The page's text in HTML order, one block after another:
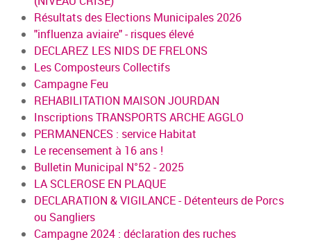
Résultats des Elections Municipales 2026
"influenza aviaire" - risques élevé
DECLAREZ LES NIDS DE FRELONS
Les Composteurs Collectifs
Campagne Feu
REHABILITATION MAISON JOURDAN
Inscriptions TRANSPORTS ARCHE AGGLO
PERMANENCES : service Habitat
Le recensement à 16 ans !
Bulletin Municipal N°52 - 2025
LA SCLEROSE EN PLAQUE
DECLARATION & VIGILANCE - Détenteurs de Porcs
ou Sangliers
Campagne 2024 : déclaration des ruches